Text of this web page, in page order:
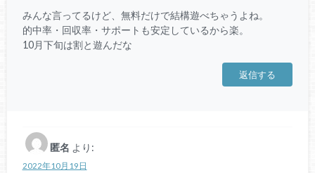
みんな言ってるけど、無料だけで結構遊べちゃうよね。
的中率・回収率・サポートも安定しているから楽。
10月下旬は割と遊んだな
返信する
匿名 より:
2022年10月19日